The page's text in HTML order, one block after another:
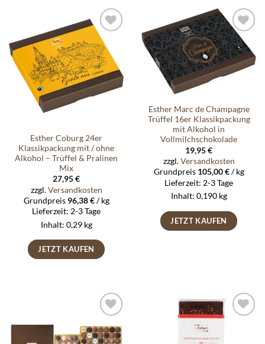
Auf die
Wunschliste
Esther Coburg 24er
Klassikpackung mit / ohne
Alkohol – Trüffel & Pralinen
Mix
27,95€
zzgl.Versandkosten
Grundpreis 96,38€/kg
Lieferzeit: 2-3 Tage
Inhalt: 0,29 kg
JETZT KAUFEN
Auf die
Wunschliste
Esther Marc de Champagne
Trüffel 16er Klassikpackung
mit Alkohol in
Vollmilchschokolade
19,95€
zzgl.Versandkosten
Grundpreis 105,00€/kg
Lieferzeit: 2-3 Tage
Inhalt: 0,190 kg
JETZT KAUFEN
Auf die
Wunschliste
Wunschliste